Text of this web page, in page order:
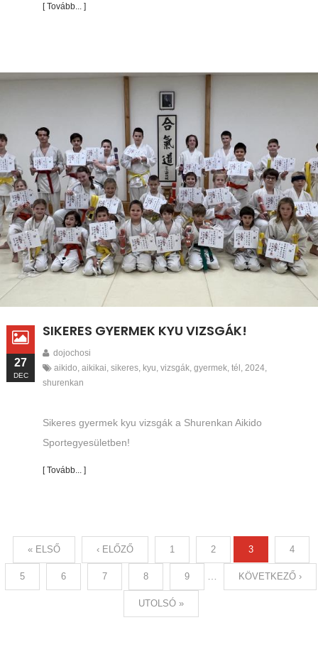
[ Tovább... ]
SIKERES GYERMEK KYU VIZSGÁK!
dojochosi
aikido aikikai sikeres kyu vizsgák gyermek tél 2024
shurenkan
Sikeres gyermek kyu vizsgák a Shurenkan Aikido
Sportegyesületben!
[ Tovább... ]
27
DEC
Oldalak
« ELSŐ ‹ ELŐZŐ 1 2 3 4
5 6 7 8 9 KÖVETKEZŐ ›
UTOLSÓ »